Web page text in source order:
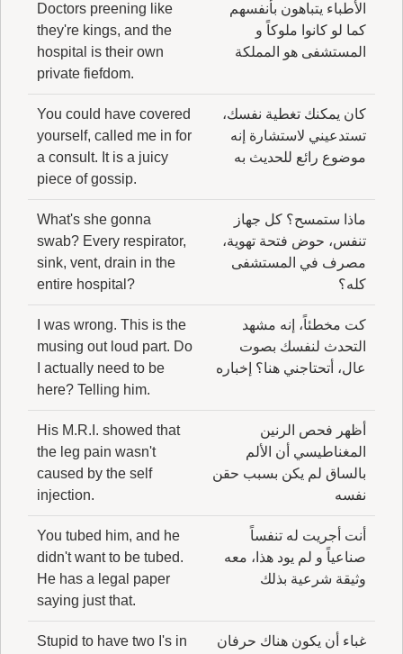
الأطباء يتباهون بأنفسهم
كما لو كانوا ملوكاً و
المستشفى هو المملكة
Doctors preening like
they're kings, and the
hospital is their own
private fiefdom.
كان يمكنك تغطية نفسك،
تستدعيني لاستشارة إنه
موضوع رائع للحديث به
You could have covered
yourself, called me in for
a consult. It is a juicy
piece of gossip.
ماذا ستمسح؟ كل جهاز
تنفس، حوض فتحة تهوية،
مصرف في المستشفى
كله؟
What's she gonna
swab? Every respirator,
sink, vent, drain in the
entire hospital?
كت مخطئاً، إنه مشهد
التحدث لنفسك بصوت
عال، أتحتاجني هنا؟ إخباره
I was wrong. This is the
musing out loud part. Do
I actually need to be
here? Telling him.
أظهر فحص الرنين
المغناطيسي أن الألم
بالساق لم يكن بسبب حقن
نفسه
His M.R.I. showed that
the leg pain wasn't
caused by the self
injection.
أنت أجريت له تنفساً
صناعياً و لم يود هذا، معه
وثيقة شرعية بذلك
You tubed him, and he
didn't want to be tubed.
He has a legal paper
saying just that.
غباء أن يكون هناك حرفان
Stupid to have two I's in